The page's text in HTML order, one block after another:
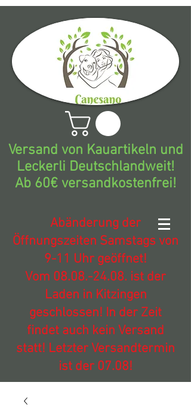
Versand von Kauartikeln und
Leckerli Deutschlandweit!
Ab 60€ versandkostenfrei!
Abänderung der
Öffnungszeiten Samstags von
9-11 Uhr geöffnet!
Vom 08.08.-24.08. ist der
Laden in Kitzingen
geschlossen! In der Zeit
findet auch kein Versand
statt! Letzter Versandtermin
ist der 07.08!